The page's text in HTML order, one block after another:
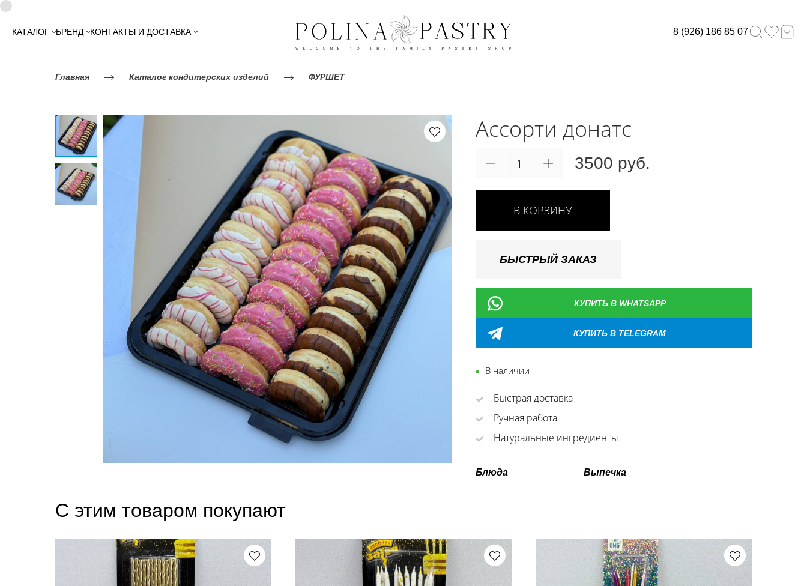
КАТАЛОГ БРЕНД КОНТАКТЫ И ДОСТАВКА 8 (926) 186 85 07
Главная Каталог кондитерских изделий ФУРШЕТ
Ассорти донатс
3500 руб.
В КОРЗИНУ
БЫСТРЫЙ ЗАКАЗ
КУПИТЬ В WHATSAPP
КУПИТЬ В TELEGRAM
В наличии
Быстрая доставка
Ручная работа
Натуральные ингредиенты
Блюда Выпечка
С этим товаром покупают